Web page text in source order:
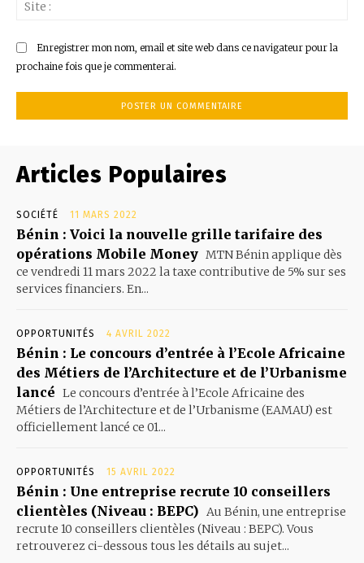
Enregistrer mon nom, email et site web dans ce navigateur pour la
prochaine fois que je commenterai.
Articles Populaires
SOCIÉTÉ 11 MARS 2022
Bénin : Voici la nouvelle grille tarifaire des
opérations Mobile Money MTN Bénin applique dès
ce vendredi 11 mars 2022 la taxe contributive de 5% sur ses
services financiers. En...
OPPORTUNITÉS 4 AVRIL 2022
Bénin : Le concours d’entrée à l’Ecole Africaine
des Métiers de l’Architecture et de l’Urbanisme
lancé Le concours d’entrée à l’Ecole Africaine des
Métiers de l’Architecture et de l’Urbanisme (EAMAU) est
officiellement lancé ce 01...
OPPORTUNITÉS 15 AVRIL 2022
Bénin : Une entreprise recrute 10 conseillers
clientèles (Niveau : BEPC) Au Bénin, une entreprise
recrute 10 conseillers clientèles (Niveau : BEPC). Vous
retrouverez ci-dessous tous les détails au sujet...